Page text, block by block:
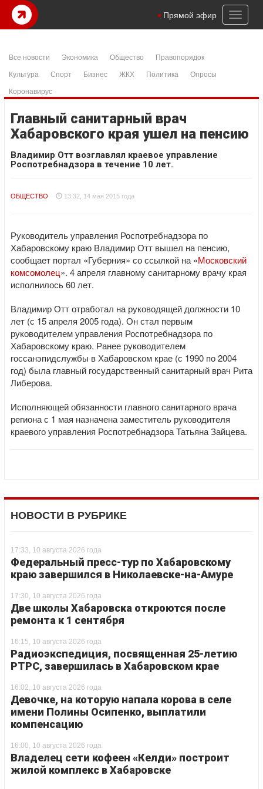
Toggle
Прямой эфир
Все новости Экономика Общество
Правопорядок
Культура
Спорт Бизнес ЖКХ Политика
Опросы
Коронавирус
Главный санитарный врач
Хабаровского края ушел на пенсию
Владимир Отт возглавлял краевое управление
Роспотребнадзора в течение 10 лет.
ОБЩЕСТВО 13:32, 14 мая 2015 года
Руководитель управления Роспотребнадзора по
Хабаровскому краю Владимир Отт вышел на пенсию,
сообщает портал «Губерния» со ссылкой на «Московский
комсомолец». 4 апреля главному санитарному врачу края
исполнилось 60 лет.
Владимир Отт отработал на руководящей должности 10
лет (с 15 апреля 2005 года). Он стал первым
руководителем управления Роспотребнадзора по
Хабаровскому краю. Ранее руководителем
госсанэпидслужбы в Хабаровском крае (с 1990 по 2004
год) была главный государственный санитарный врач Рита
Либерова.
Исполняющей обязанности главного санитарного врача
региона с 1 мая назначена заместитель руководителя
краевого управления Роспотребнадзора Татьяна Зайцева.
НОВОСТИ В РУБРИКЕ
17:33, 10 августа 2026 года
Федеральный пресс-тур по Хабаровскому
краю завершился в Николаевске-на-Амуре
17:30, 10 августа 2026 года
Две школы Хабаровска откроются после
ремонта к 1 сентября
16:15, 10 августа 2026 года
Радиоэкспедиция, посвященная 25-летию
РТРС, завершилась в Хабаровском крае
16:02, 10 августа 2026 года
Девочке, на которую напала корова в селе
имени Полины Осипенко, выплатили
компенсацию
16:00, 10 августа 2026 года
Владелец сети кофеен «Келди» построит
жилой комплекс в Хабаровске